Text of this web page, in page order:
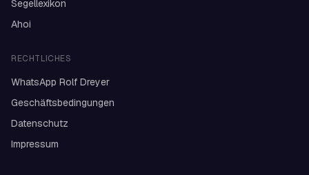
Segellexikon
Ahoi
RECHTLICHES
WhatsApp Rolf Dreyer
Geschäftsbedingungen
Datenschutz
Impressum